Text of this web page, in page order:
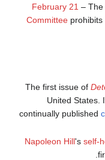
February 21 – The
Committeeprohibits
The first issue of
United States.
continually published
Napoleon Hill'sself-